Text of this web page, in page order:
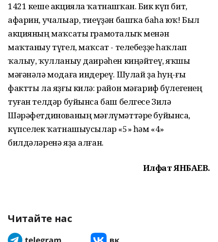
1421 кеше акцияла ҡатнашҡан. Бик күп бит,
афарин, учалыар, тиеүҙән башҡа баһа юҡ! Был
акцияның маҡсаты грамоталыҡ менән
маҡтаныу түгел, маҡсат - телебеҙҙе һаҡлап
ҡалыу, ҡулланыу даирәһен киңәйтеү, яҡшы
мәғәнәлә модаға индереү. Шулай ҙа һуң-ғы
фактты ла яҙғы килә: район мәғариф бүлегенең
туған телдәр буйынса баш белгесе Зилә
Шәрәфетдинованың мәғлүмәттәре буйынса,
күпселек ҡатнашыусылар «5» һәм «4»
билдәләренә яҙа алған.
Илфат ЯНБАЕВ.
Читайте нас